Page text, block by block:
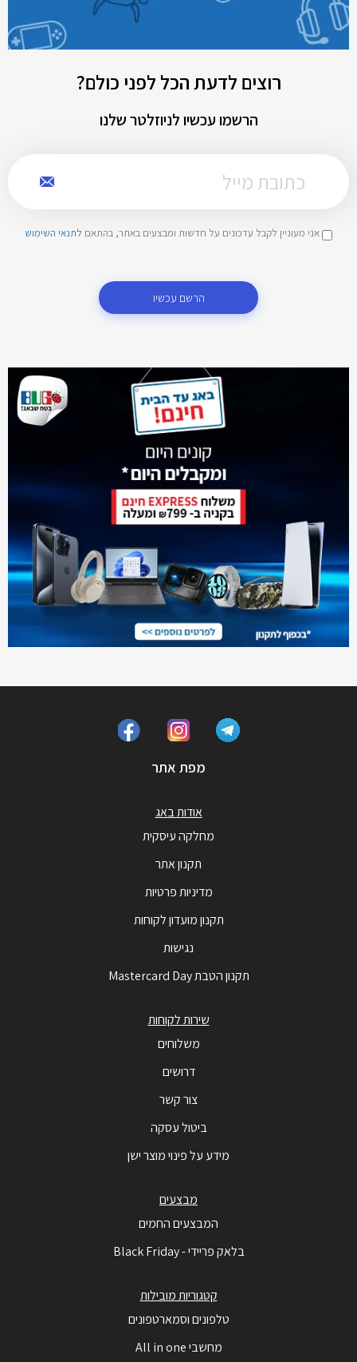
רוצים לדעת הכל לפני כולם?
הרשמו עכשיו לניוזלטר שלנו
אני מעוניין לקבל עדכונים על חדשות ומבצעים באתר, בהתאם לתנאי השימוש
הרשם עכשיו
מפת אתר
אודות באג
מחלקה עיסקית
תקנון אתר
מדיניות פרטיות
תקנון מועדון לקוחות
נגישות
תקנון הטבת Mastercard Day
שירות לקוחות
משלוחים
דרושים
צור קשר
ביטול עסקה
מידע על פינוי מוצר ישן
מבצעים
המבצעים החמים
בלאק פריידי - Black Friday
קטגוריות מובילות
טלפונים וסמארטפונים
מחשבי All in one